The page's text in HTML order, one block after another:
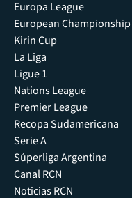
Europa League
European Championship
Kirin Cup
La Liga
Ligue 1
Nations League
Premier League
Recopa Sudamericana
Serie A
Súperliga Argentina
Canal RCN
Noticias RCN